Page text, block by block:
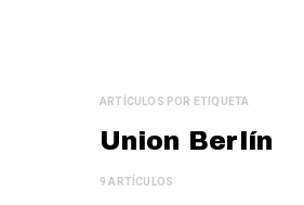
ARTÍCULOS POR ETIQUETA
Union Berlín
9 ARTÍCULOS